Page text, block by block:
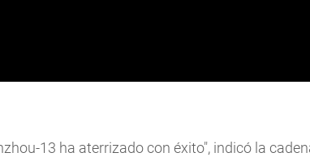
13 ha aterrizado con éxito", indicó la